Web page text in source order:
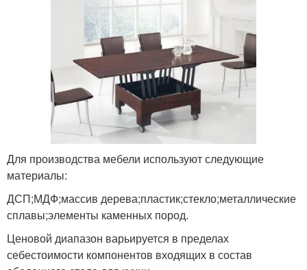
Для производства мебели используют следующие
материалы:
ДСП;МДФ;массив дерева;пластик;стекло;металлические
сплавы;элементы каменных пород.
Ценовой диапазон варьируется в пределах
себестоимости компонентов входящих в состав